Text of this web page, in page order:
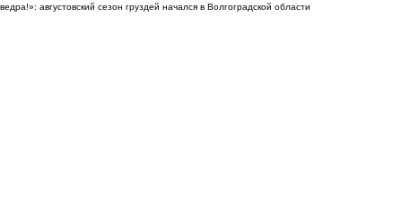
ведра!»: августовский сезон груздей начался в Волгоградской области